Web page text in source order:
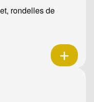
rondelles de